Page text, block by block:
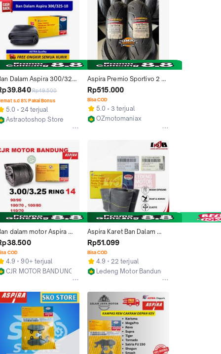
Dalam Aspira 300/325-
(100/70-18 ; 120/70-18)
(12-3003251800000)
Rp49.500
s.d 8% Pakai Bonus
5.0
24 terjual
Astraotoshop Store
Aspira Premio Sportivo 2
Size 120/70-14 & 140/70-13
(Paket Ban ADV 150 / ADV
160 / PCX 160 / Aprillia SR
GT)
Rp515.000
Bisa COD
5.0
3 terjual
OZmotomaniax
dalam motor Aspira
/ 325 ring 14 untuk ban
100 110 120
COD
4.9
90+ terjual
CJR MOTOR BANDUNG
Aspira Karet Ban Dalam
90/90 100/80 120/70
80/90 90/80-18 Universal
Rp51.099
Bisa COD
4.9
22 terjual
Ledeng Motor Bandung